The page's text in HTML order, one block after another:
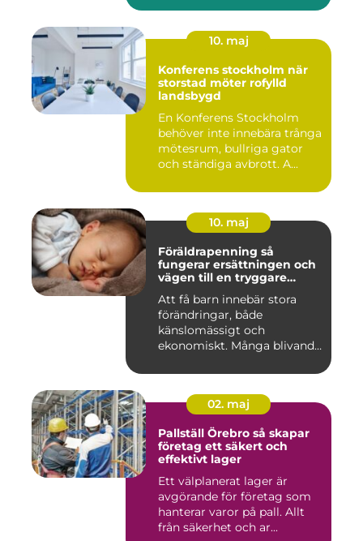
10. maj
Konferens stockholm när
storstad möter rofylld
landsbygd
En Konferens Stockholm
behöver inte innebära trånga
mötesrum, bullriga gator
och ständiga avbrott. A...
10. maj
Föräldrapenning så
fungerar ersättningen och
vägen till en tryggare
Att få barn innebär stora
förändringar, både
känslomässigt och
ekonomiskt. Många blivande
02. maj
Pallställ Örebro så skapar
företag ett säkert och
effektivt lager
Ett välplanerat lager är
avgörande för företag som
hanterar varor på pall. Allt
från säkerhet och ar...